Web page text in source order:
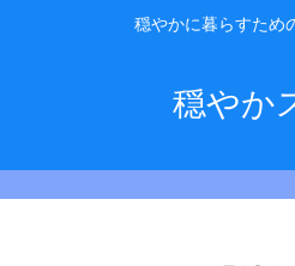
穏やかに暮らすため
穏やか